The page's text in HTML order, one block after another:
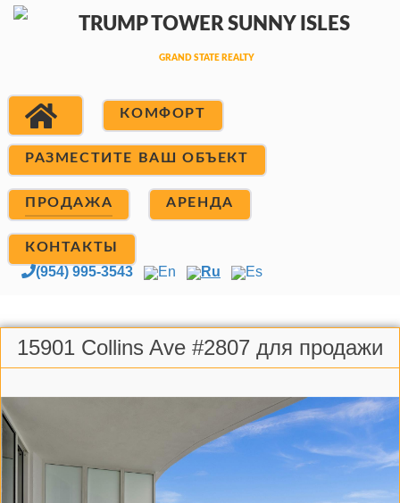
КОМФОРТ
РАЗМЕСТИТЕ ВАШ ОБЪЕКТ
ПРОДАЖА АРЕНДА
КОНТАКТЫ
(954) 995-3543 En Ru Es
15901 Collins Ave #2807 для продажи